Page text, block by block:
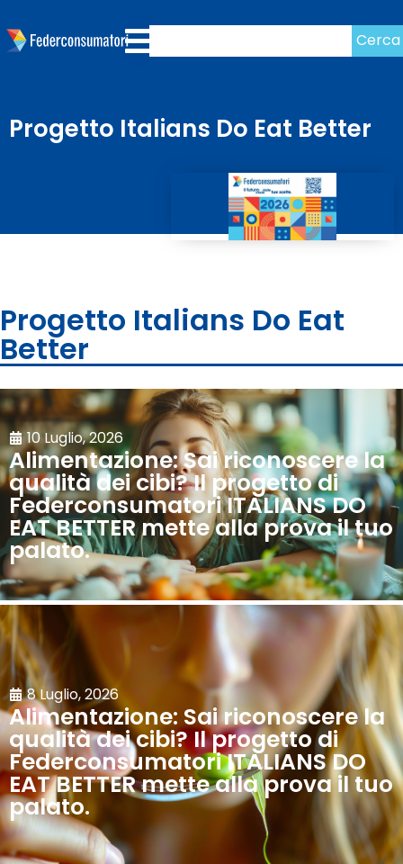
Cerca
Progetto Italians Do Eat Better
Progetto Italians Do Eat
Better
10 Luglio, 2026
Alimentazione: Sai riconoscere la
qualità dei cibi? Il progetto di
Federconsumatori ITALIANS DO
EAT BETTER mette alla prova il tuo
palato.
8 Luglio, 2026
Alimentazione: Sai riconoscere la
qualità dei cibi? Il progetto di
Federconsumatori ITALIANS DO
EAT BETTER mette alla prova il tuo
palato.